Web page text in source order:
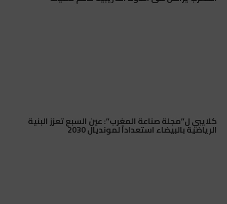
كلايبي ل”مجلة صناعة المغرب”: عين السبع تعزز البنية
الرياضية بالبيضاء استعداداً لمونديال 2030